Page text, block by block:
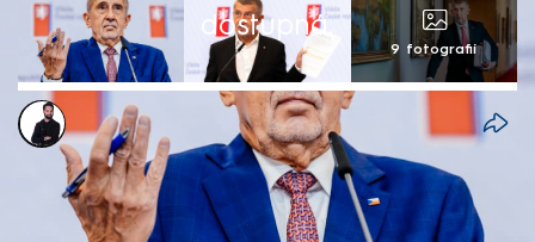
dostupná.
9 fotografií
Marek Veselý
18. čvn 2026, 16:01
Končí doba, kdy si vedení České televize a
Českého rozhlasu mohla myslet, že peníze